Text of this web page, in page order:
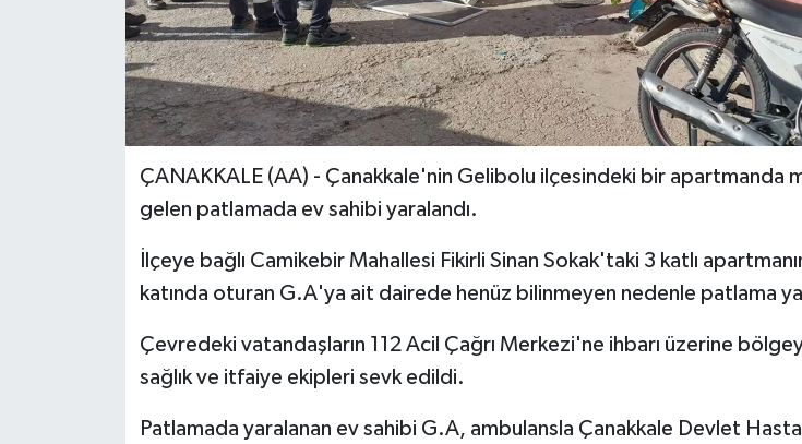
ÇANAKKALE (AA) - Çanakkale'nin Gelibolu ilçesindeki bir apartmanda
gelen patlamada ev sahibi yaralandı.
İlçeye bağlı Camikebir Mahallesi Fikirli Sinan Sokak'taki 3 katlı
katında oturan G.A'ya ait dairede henüz bilinmeyen nedenle patlama
Çevredeki vatandaşların 112 Acil Çağrı Merkezi'ne ihbarı üzerine
sağlık ve itfaiye ekipleri sevk edildi.
Patlamada yaralanan ev sahibi G.A, ambulansla Çanakkale Devlet